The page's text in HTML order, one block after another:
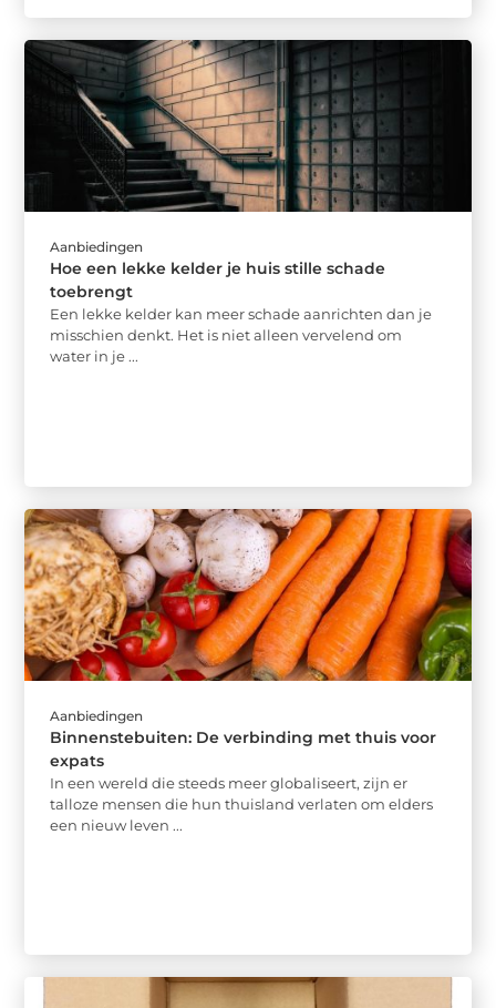
Aanbiedingen
Hoe een lekke kelder je huis stille schade
toebrengt
Een lekke kelder kan meer schade aanrichten dan je
misschien denkt. Het is niet alleen vervelend om
water in je ...
Aanbiedingen
Binnenstebuiten: De verbinding met thuis voor
expats
In een wereld die steeds meer globaliseert, zijn er
talloze mensen die hun thuisland verlaten om elders
een nieuw leven ...